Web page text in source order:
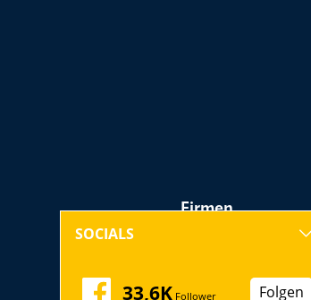
Firmen
Messen, Seminare,
SOCIALS
33,6K Follower Folgen